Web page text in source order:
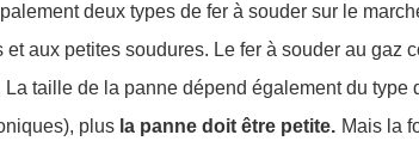
deux types de fer à souder sur le
et aux petites soudures. Le fer à souder au gaz
La taille de la panne dépend également du type
plus la panne doit être petite. Mais la